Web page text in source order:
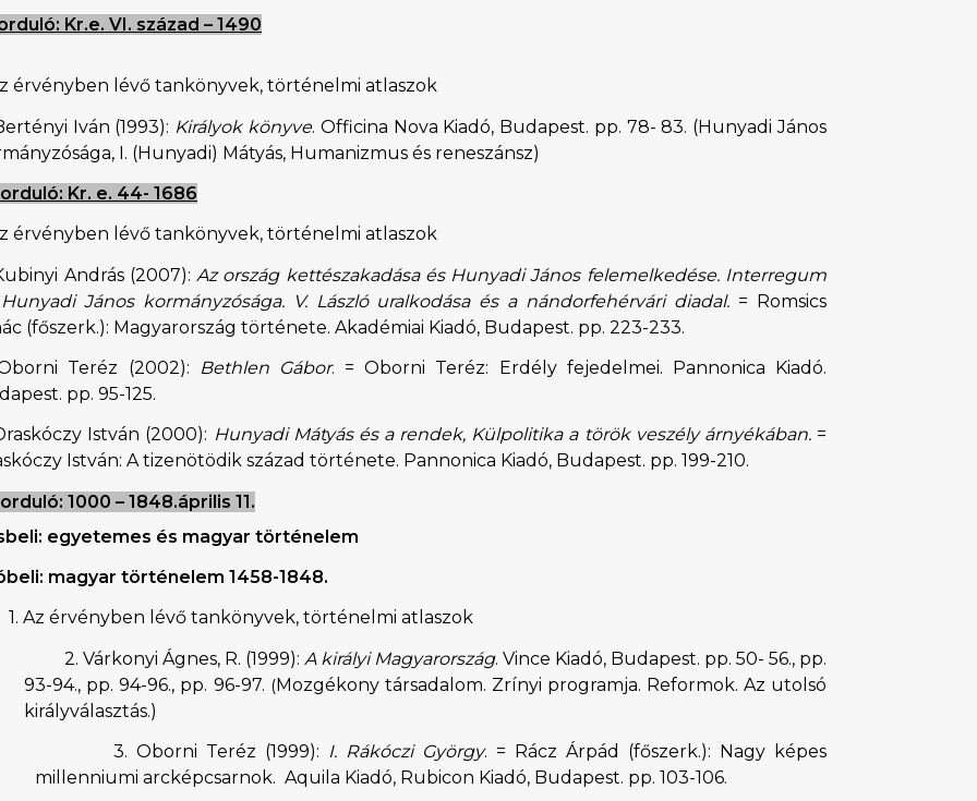
Kr.e. VI. század – 1490
érvényben lévő tankönyvek, történelmi atlaszok
Iván (1993): Királyok könyve. Officina Nova Kiadó, Budapest. pp. 78- 83. (Hunyadi János
I. (Hunyadi) Mátyás, Humanizmus és reneszánsz)
Kr. e. 44- 1686
érvényben lévő tankönyvek, történelmi atlaszok
András (2007): Az ország kettészakadása és Hunyadi János felemelkedése. Interregum
János kormányzósága. V. László uralkodása és a nándorfehérvári diadal. = Romsics
(főszerk.): Magyarország története. Akadémiai Kiadó, Budapest. pp. 223-233.
Teréz (2002):
Bethlen Gábor. = Oborni Teréz: Erdély fejedelmei. Pannonica Kiadó.
pp. 95-125.
István (2000): Hunyadi Mátyás és a rendek, Külpolitika a török veszély árnyékában.=
István: A tizenötödik század története. Pannonica Kiadó, Budapest. pp. 199-210.
1000 – 1848.április 11.
egyetemes és magyar történelem
magyar történelem 1458-1848.
1. Az érvényben lévő tankönyvek, történelmi atlaszok
2. Várkonyi Ágnes, R. (1999): A királyi Magyarország. Vince Kiadó, Budapest. pp. 50- 56., pp.
93-94., pp. 94-96., pp. 96-97. (Mozgékony társadalom. Zrínyi programja. Reformok. Az utolsó
királyválasztás.)
3. Oborni Teréz (1999): I. Rákóczi György. = Rácz Árpád (főszerk.): Nagy képes
millenniumi arcképcsarnok. Aquila Kiadó, Rubicon Kiadó, Budapest. pp. 103-106.